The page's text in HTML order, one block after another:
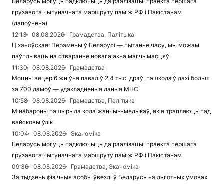
грузавога чыгуначнага маршруту паміж РФ і Пакістанам
(дапоўнена)
12:13
08.08.2026
Грамадства, Палітыка
Ціханоўская: Перамены ў Беларусі — пытанне часу, мы можам
паўплываць на стварэнне новага акна магчымасцяў
11:30
08.08.2026
Грамадства
Моцны вецер 6 жніўня паваліў 2,4 тыс. дрэў, пашкодзіў дахі больш
за 700 дамоў — удакладненыя даныя МНС
10:58
08.08.2026
Грамадства, Палітыка
Мінабароны пашырыла кола жанчын-медыкаў, якія трапляюць пад
вайсковы ўлік
10:04
08.08.2026
Эканоміка
Беларусь могуць падключыць да рэалізацыі праекта першага
грузавога чыгуначнага маршруту паміж РФ і Пакістанам
09:36
08.08.2026
Грамадства, Эканоміка
За тыдзень фізічныя асобы ўвезлі ў Беларусь на льготных умовах